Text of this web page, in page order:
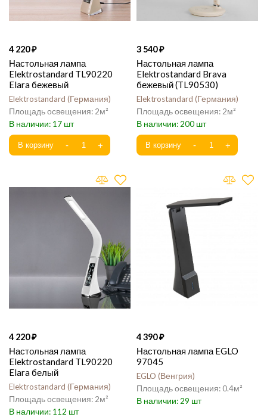
4 220
Настольная лампа
Elektrostandard TL90220
Elara бежевый
Elektrostandard Германия
2
17
3 540
Настольная лампа
Elektrostandard Brava
бежевый (TL90530)
Elektrostandard Германия
2
200
4 220
Настольная лампа
Elektrostandard TL90220
Elara белый
Elektrostandard Германия
2
112
4 390
Настольная лампа EGLO
97045
EGLO Венгрия
0.4
29